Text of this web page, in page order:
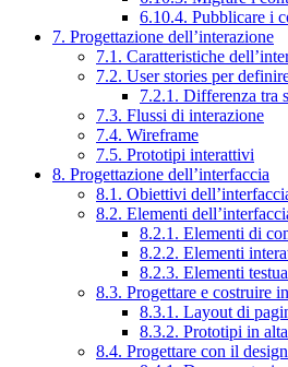
6.10.4. Pubblicare i
7. Progettazione dell’interazione
7.1. Caratteristiche
7.2. User stories per
7.2.1. Differenza tra
7.3. Flussi di interazione
7.4. Wireframe
7.5. Prototipi interattivi
8. Progettazione dell’interfaccia
8.1. Obiettivi
8.2. Elementi
8.2.1. Elementi di
8.2.2. Elementi
8.2.3. Elementi
8.3. Progettare e costruire
8.3.1. Layout di
8.3.2. Prototipi in
8.4. Progettare con il